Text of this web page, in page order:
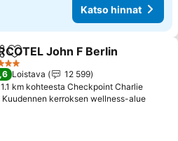
Katso hinnat
Lisää suosikkeihin
John F Berlin
Loistava
12 599
1.1 km kohteesta Checkpoint Charlie
Kuudennen kerroksen wellness-alue